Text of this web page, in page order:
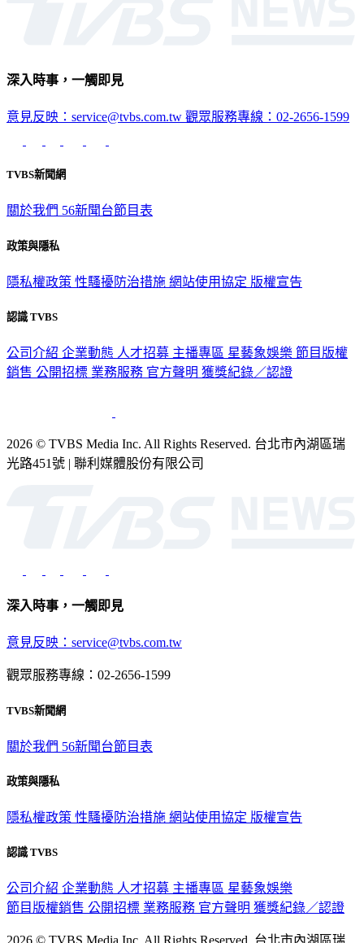
深入時事，一觸即見
意見反映：service@tvbs.com.tw 觀眾服務專線：02-2656-1599
TVBS新聞網
關於我們 56新聞台節目表
政策與隱私
隱私權政策 性騷擾防治措施 網站使用協定 版權宣告
認識 TVBS
公司介紹 企業動態 人才招募 主播專區 星藝象娛樂 節目版權
銷售 公開招標 業務服務 官方聲明 獲獎紀錄／認證
2026 © TVBS Media Inc. All Rights Reserved. 台北市內湖區瑞
光路451號 | 聯利媒體股份有限公司
深入時事，一觸即見
意見反映：service@tvbs.com.tw
觀眾服務專線：02-2656-1599
TVBS新聞網
關於我們 56新聞台節目表
政策與隱私
隱私權政策 性騷擾防治措施 網站使用協定 版權宣告
認識 TVBS
公司介紹 企業動態 人才招募 主播專區 星藝象娛樂
節目版權銷售 公開招標 業務服務 官方聲明 獲獎紀錄／認證